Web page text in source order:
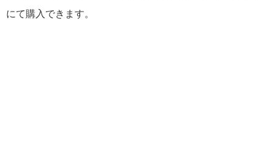
にて購入できます。